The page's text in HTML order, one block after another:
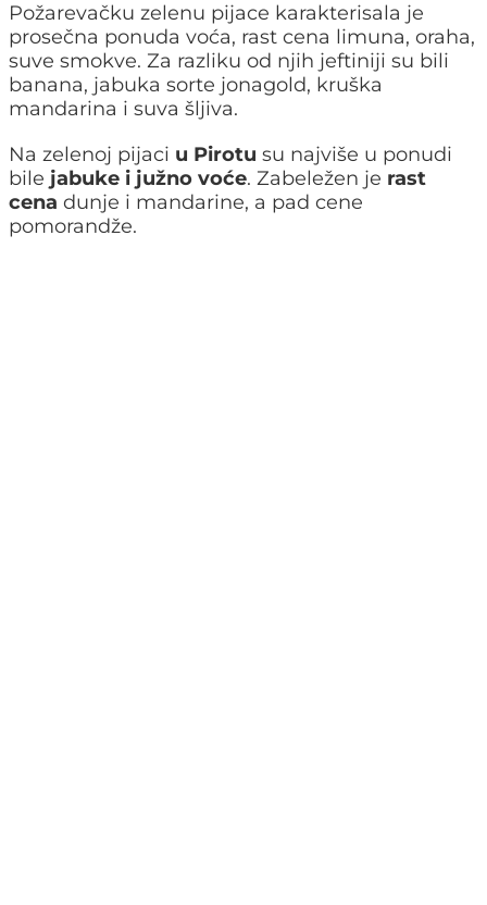
Požarevačku zelenu pijace karakterisala je
prosečna ponuda voća, rast cena limuna, oraha,
suve smokve. Za razliku od njih jeftiniji su bili
banana, jabuka sorte jonagold, kruška
mandarina i suva šljiva.
Na zelenoj pijaci u Pirotu su najviše u ponudi
bile jabuke i južno voće. Zabeležen je rast
cena dunje i mandarine, a pad cene
pomorandže.